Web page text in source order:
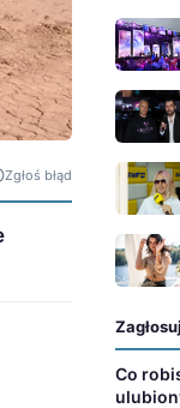
Zgłoś błąd
Zagłosuj
Co